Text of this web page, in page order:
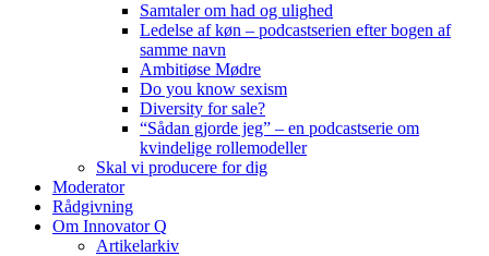
Samtaler om had og ulighed
Ledelse af køn – podcastserien efter bogen af
samme navn
Ambitiøse Mødre
Do you know sexism
Diversity for sale?
“Sådan gjorde jeg” – en podcastserie om
kvindelige rollemodeller
Skal vi producere for dig
Moderator
Rådgivning
Om Innovator Q
Artikelarkiv